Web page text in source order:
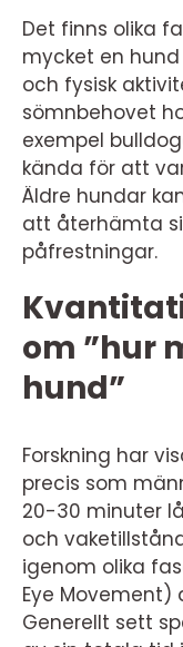
Det finns olika
mycket en hund
och fysisk
sömnbehovet
exempel
kända för att
Äldre hundar
att återhämta
påfrestningar.
om ”hur
hund”
Forskning har
precis som
20-30 minuter
och
igenom olika
Eye
Generellt sett